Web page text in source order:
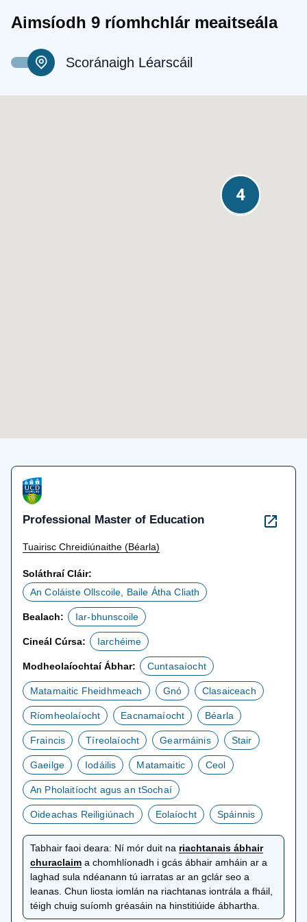
Aimsíodh 9 ríomhchlár meaitseála
Scoránaigh Léarscáil
Professional Master of Education
Tuairisc Chreidiúnaithe (Béarla)
Soláthraí Cláir:
An Coláiste Ollscoile, Baile Átha Cliath
Bealach: Iar-bhunscoile
Cineál Cúrsa: Iarchéime
Modheolaíochtaí Ábhar: Cuntasaíocht
Matamaitic Fheidhmeach Gnó Clasaiceach
Ríomheolaíocht Eacnamaíocht Béarla
Fraincis Tíreolaíocht Gearmáinis Stair
Gaeilge Iodáilis Matamaitic Ceol
An Pholaitíocht agus an tSochaí
Oideachas Reiligiúnach Eolaíocht Spáinnis
Tabhair faoi deara: Ní mór duit na riachtanais ábhair
churaclaimosclaítear
gcluaisín
nua
a chomhlíonadh i gcás ábhair amháin ar a
laghad sula ndéanann tú iarratas ar an gclár seo a
leanas. Chun liosta iomlán na riachtanas iontrála a fháil,
téigh chuig suíomh gréasáin na hinstitiúide ábhartha.
2
3
4
4
4